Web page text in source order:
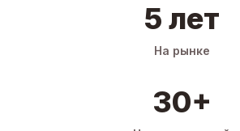
5 лет
На рынке
30+